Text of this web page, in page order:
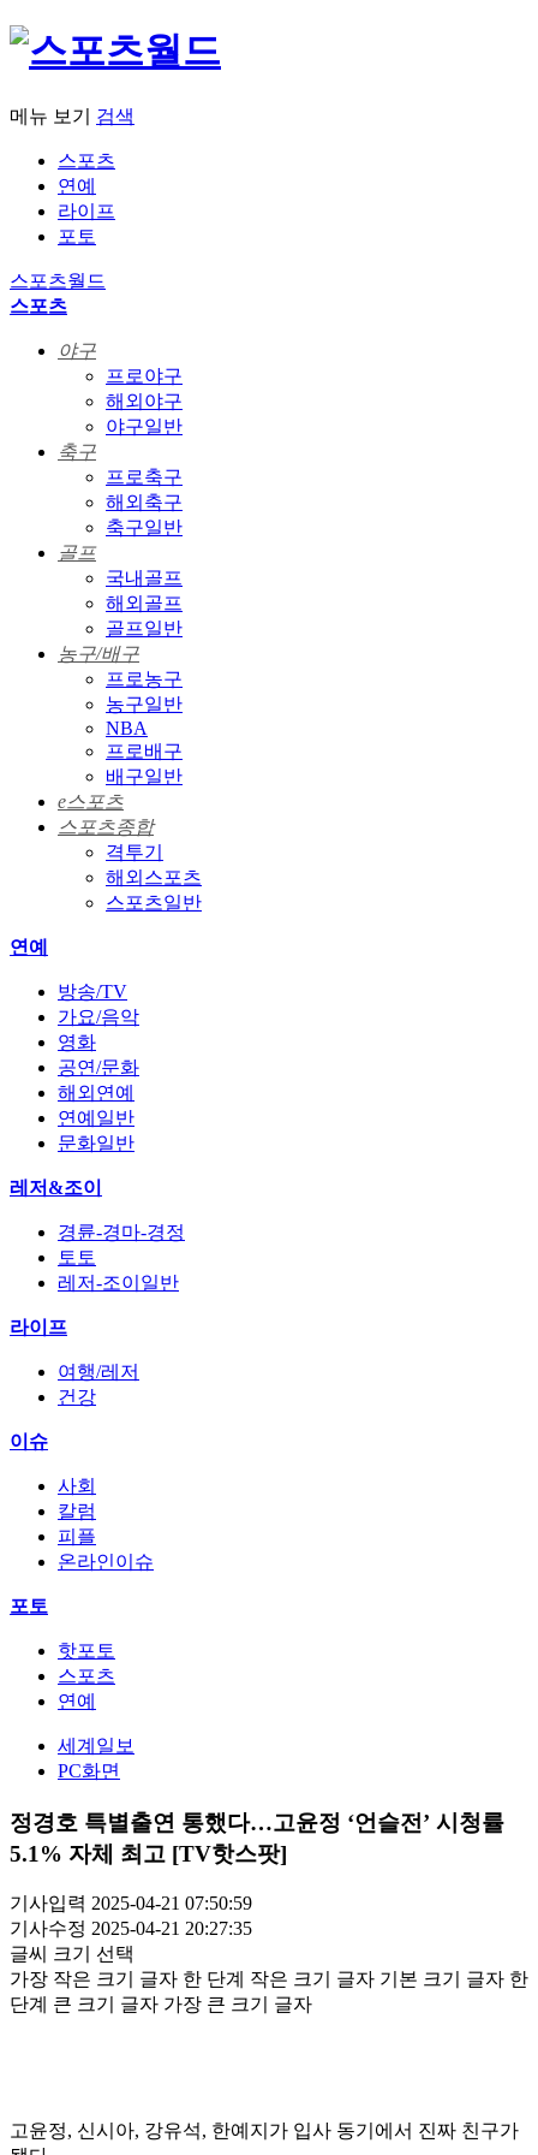
메뉴 보기 검색
스포츠
연예
라이프
포토
스포츠월드
스포츠
야구
프로야구
해외야구
야구일반
축구
프로축구
해외축구
축구일반
골프
국내골프
해외골프
골프일반
농구/배구
프로농구
농구일반
NBA
프로배구
배구일반
e스포츠
스포츠종합
격투기
해외스포츠
스포츠일반
연예
방송/TV
가요/음악
영화
공연/문화
해외연예
연예일반
문화일반
레저&조이
경륜-경마-경정
토토
레저-조이일반
라이프
여행/레저
건강
이슈
사회
칼럼
피플
온라인이슈
포토
핫포토
스포츠
연예
세계일보
PC화면
정경호 특별출연 통했다…고윤정 ‘언슬전’ 시청률
5.1% 자체 최고 [TV핫스팟]
기사입력 2025-04-21 07:50:59
기사수정 2025-04-21 20:27:35
글씨 크기 선택
가장 작은 크기 글자 한 단계 작은 크기 글자 기본 크기 글자 한
단계 큰 크기 글자 가장 큰 크기 글자
고윤정, 신시아, 강유석, 한예지가 입사 동기에서 진짜 친구가